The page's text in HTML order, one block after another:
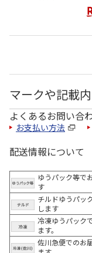
マークや記載
よくあるお問い合
お支払い方法
配送情報について
ゆうパック等で
す
チルドゆうパッ
します
冷凍ゆうパック
ます。
佐川急便でのお